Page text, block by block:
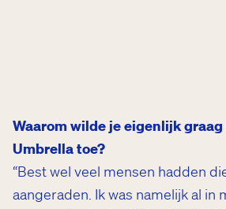
Waarom wilde je eigenlijk
Umbrella toe?
“Best wel veel mensen hadden
aangeraden. Ik was namelijk al in